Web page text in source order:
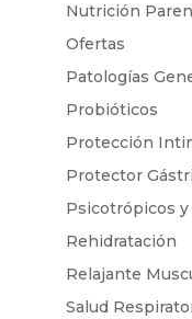
Nutrición
Ofertas
Patologías
Probióticos
Protección
Protector
Psicotrópicos
Rehidratación
Relajante
Salud